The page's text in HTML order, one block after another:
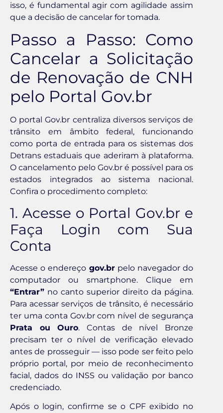
isso, é fundamental agir com agilidade assim
que a decisão de cancelar for tomada.
Passo a Passo: Como
Cancelar a Solicitação
de Renovação de CNH
pelo Portal Gov.br
O portal Gov.br centraliza diversos serviços de
trânsito em âmbito federal, funcionando
como porta de entrada para os sistemas dos
Detrans estaduais que aderiram à plataforma.
O cancelamento pelo Gov.br é possível para os
estados integrados ao sistema nacional.
Confira o procedimento completo:
1. Acesse o Portal Gov.br e
Faça Login com Sua
Conta
Acesse o endereço gov.brpelo navegador do
computador ou smartphone. Clique em
“Entrar” no canto superior direito da página.
Para acessar serviços de trânsito, é necessário
ter uma conta Gov.br com nível de segurança
Prata ou Ouro. Contas de nível Bronze
precisam ter o nível de verificação elevado
antes de prosseguir — isso pode ser feito pelo
próprio portal, por meio de reconhecimento
facial, dados do INSS ou validação por banco
credenciado.
Após o login, confirme se o CPF exibido no